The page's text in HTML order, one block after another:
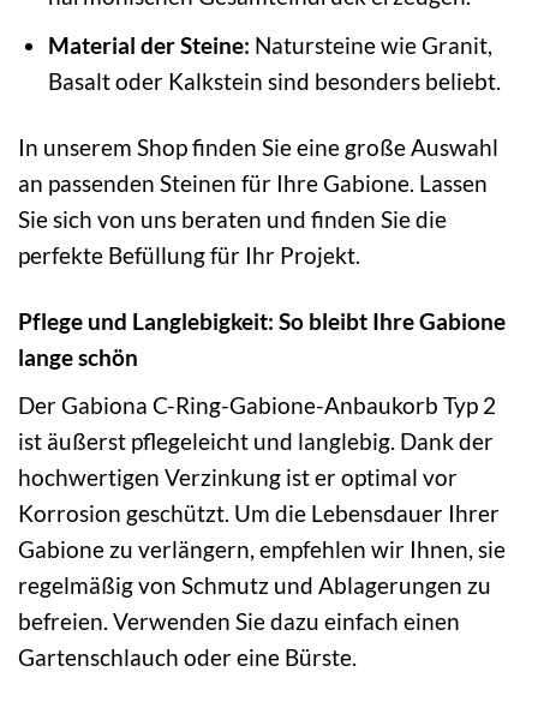
Material der Steine: Natursteine wie Granit,
Basalt oder Kalkstein sind besonders beliebt.
In unserem Shop finden Sie eine große Auswahl
an passenden Steinen für Ihre Gabione. Lassen
Sie sich von uns beraten und finden Sie die
perfekte Befüllung für Ihr Projekt.
Pflege und Langlebigkeit: So bleibt Ihre Gabione
lange schön
Der Gabiona C-Ring-Gabione-Anbaukorb Typ 2
ist äußerst pflegeleicht und langlebig. Dank der
hochwertigen Verzinkung ist er optimal vor
Korrosion geschützt. Um die Lebensdauer Ihrer
Gabione zu verlängern, empfehlen wir Ihnen, sie
regelmäßig von Schmutz und Ablagerungen zu
befreien. Verwenden Sie dazu einfach einen
Gartenschlauch oder eine Bürste.